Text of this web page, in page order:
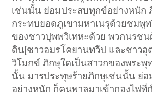
เช่นนั้น ย่อมประสบทุกข์อย่างหนัก
กระทบยอดภูเขามหาเนรุด้วยชมพู
ของชาวปุพพวิเทหะด้วย พวกนรช
ดิน[ชาวอมรโคยานทวีป และชาวอุ
วิโมกข์ ภิกษุใดเป็นสาวกของพระพุ
นั้น มารประทุษร้ายภิกษุเช่นนั้น ย่อ
อย่างหนัก ก็คนพาลมาเข้ากองไฟที่